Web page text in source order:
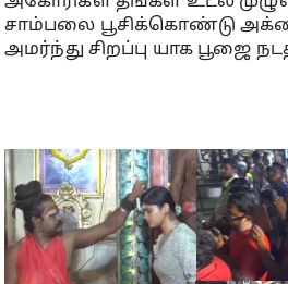
சாம்பலை பூசிக்கொண்டு
அமர்ந்து சிறப்பு யாக பூஜை